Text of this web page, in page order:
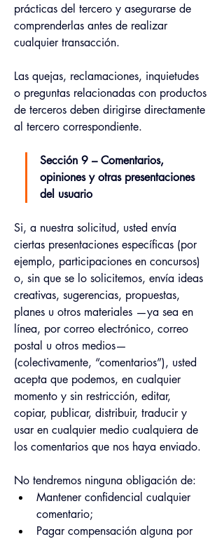
prácticas del tercero y asegurarse de
comprenderlas antes de realizar
cualquier transacción.
Las quejas, reclamaciones, inquietudes
o preguntas relacionadas con productos
de terceros deben dirigirse directamente
al tercero correspondiente.
Sección 9 – Comentarios,
opiniones y otras presentaciones
del usuario
Si, a nuestra solicitud, usted envía
ciertas presentaciones específicas (por
ejemplo, participaciones en concursos)
o, sin que se lo solicitemos, envía ideas
creativas, sugerencias, propuestas,
planes u otros materiales —ya sea en
línea, por correo electrónico, correo
postal u otros medios—
(colectivamente, “comentarios”), usted
acepta que podemos, en cualquier
momento y sin restricción, editar,
copiar, publicar, distribuir, traducir y
usar en cualquier medio cualquiera de
los comentarios que nos haya enviado.
No tendremos ninguna obligación de:
Mantener confidencial cualquier
comentario;
Pagar compensación alguna por